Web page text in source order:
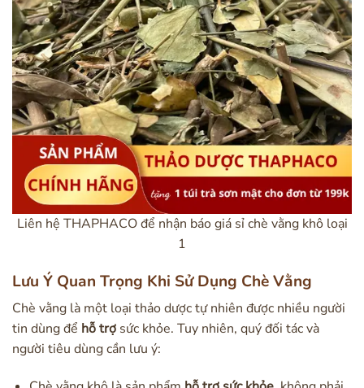
Liên hệ THAPHACO để nhận báo giá sỉ chè vằng khô loại
1
Lưu Ý Quan Trọng Khi Sử Dụng Chè Vằng
Chè vằng là một loại thảo dược tự nhiên được nhiều người
tin dùng để hỗ trợ sức khỏe. Tuy nhiên, quý đối tác và
người tiêu dùng cần lưu ý: